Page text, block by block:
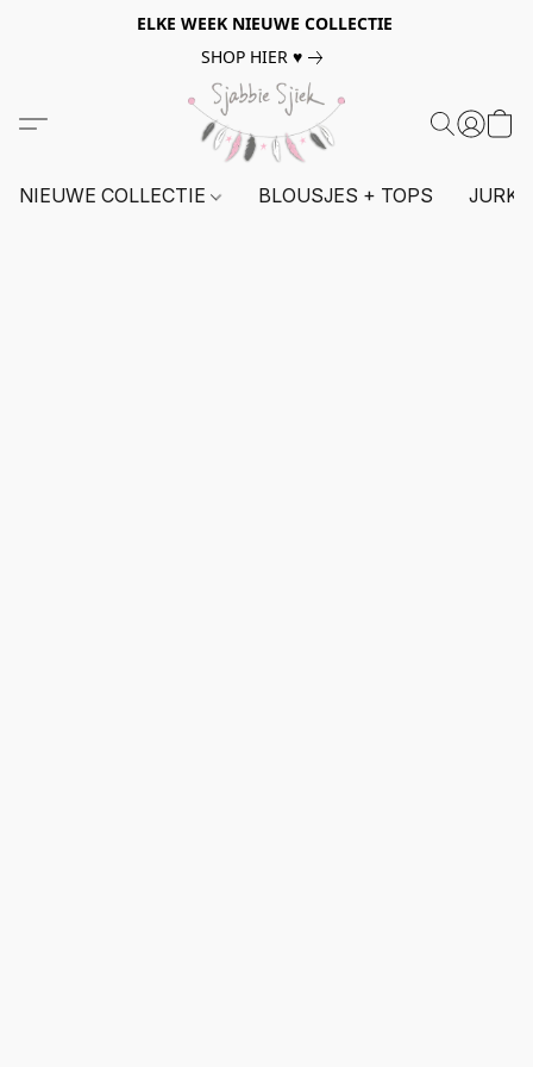
ELKE WEEK NIEUWE COLLECTIE
SHOP HIER ♥
NIEUWE COLLECTIE BLOUSJES + TOPS